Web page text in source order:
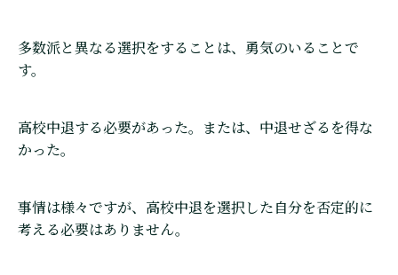
多数派と異なる選択をすることは、勇気のいることで
す。
高校中退する必要があった。または、中退せざるを得な
かった。
事情は様々ですが、高校中退を選択した自分を否定的に
考える必要はありません。